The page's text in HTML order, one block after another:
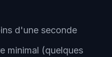
d'une seconde
minimal (quelques